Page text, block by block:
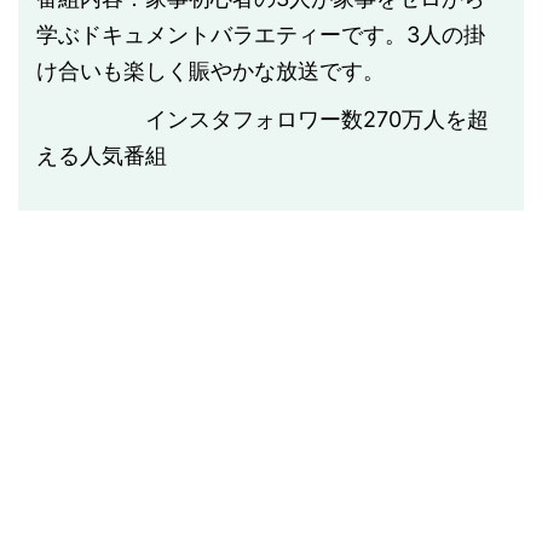
学ぶドキュメントバラエティーです。3人の掛
け合いも楽しく賑やかな放送です。
インスタフォロワー数270万人を超
える人気番組